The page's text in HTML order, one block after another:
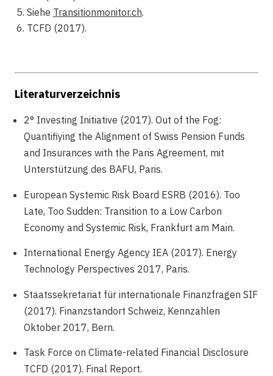
Siehe Transitionmonitor.ch.
TCFD (2017).
Literaturverzeichnis
2° Investing Initiative (2017). Out of the Fog:
Quantifiying the Alignment of Swiss Pension Funds
and Insurances with the Paris Agreement, mit
Unterstützung des BAFU, Paris.
European Systemic Risk Board ESRB (2016). Too
Late, Too Sudden: Transition to a Low Carbon
Economy and Systemic Risk, Frankfurt am Main.
International Energy Agency IEA (2017). Energy
Technology Perspectives 2017, Paris.
Staatssekretariat für internationale Finanzfragen SIF
(2017). Finanzstandort Schweiz, Kennzahlen
Oktober 2017, Bern.
Task Force on Climate-related Financial Disclosure
TCFD (2017). Final Report.